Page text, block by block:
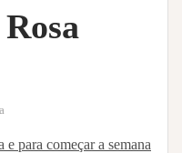
e para começar a semana